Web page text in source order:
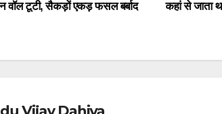
कहां से जाता
वॉल टूटी, सैकड़ों एकड़ फसल बर्बाद
Vijay Dahiya